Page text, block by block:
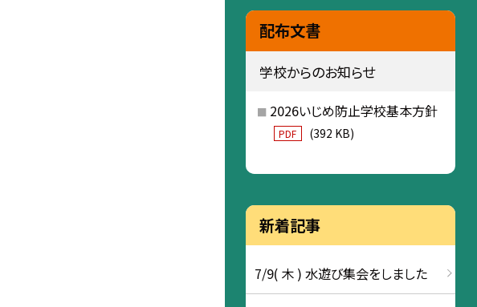
配布文書
学校からのお知らせ
2026いじめ防止学校基本方針
PDF (392 KB)
新着記事
7/9( 木 ) 水遊び集会をしました